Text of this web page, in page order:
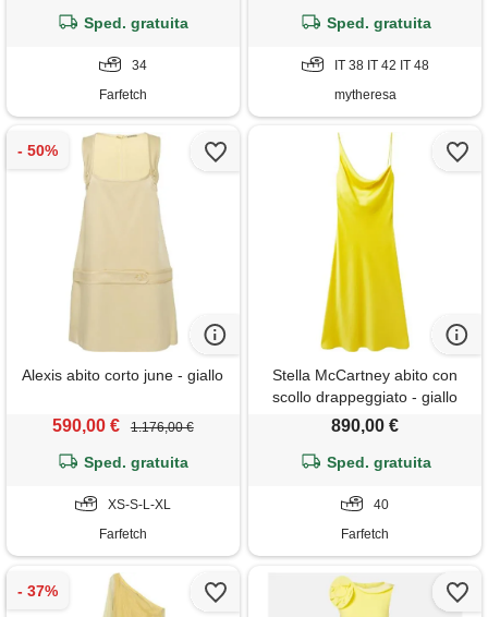
Sped. gratuita
34
Farfetch
Sped. gratuita
IT 38 IT 42 IT 48
mytheresa
Alexis abito corto june - giallo
590,00 € 1.176,00 €
Sped. gratuita
XS-S-L-XL
Farfetch
Stella McCartney abito con
scollo drappeggiato - giallo
890,00 €
Sped. gratuita
40
Farfetch